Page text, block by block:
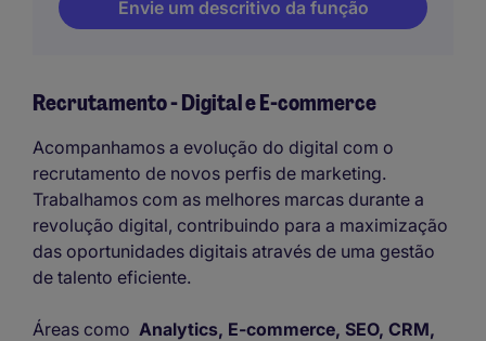
Envie um descritivo da função
Recrutamento - Digital e E-commerce
Acompanhamos a evolução do digital com o
recrutamento de novos perfis de marketing.
Trabalhamos com as melhores marcas durante a
revolução digital, contribuindo para a maximização
das oportunidades digitais através de uma gestão
de talento eficiente.
Áreas como Analytics, E-commerce, SEO, CRM,